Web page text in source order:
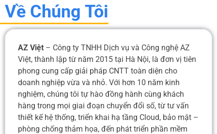
Về Chúng Tôi
AZ Việt – Công ty TNHH Dịch vụ và Công nghệ AZ
Việt, thành lập từ năm 2015 tại Hà Nội, là đơn vị tiên
phong cung cấp giải pháp CNTT toàn diện cho
doanh nghiệp vừa và nhỏ. Với hơn 10 năm kinh
nghiệm, chúng tôi tự hào đồng hành cùng khách
hàng trong mọi giai đoạn chuyển đổi số, từ tư vấn
thiết kế hệ thống, triển khai hạ tầng Cloud, bảo mật –
phòng chống thảm họa, đến phát triển phần mềm